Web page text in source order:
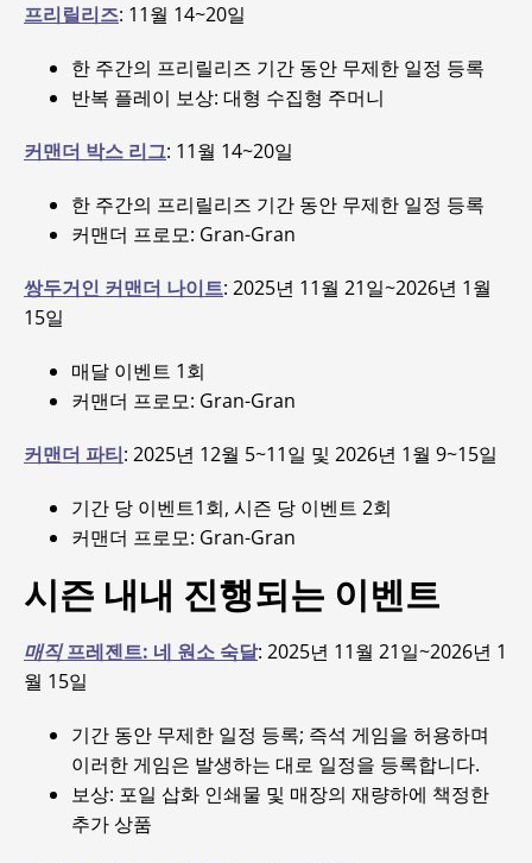
프리릴리즈: 11월 14~20일
한 주간의 프리릴리즈 기간 동안 무제한 일정 등록
반복 플레이 보상: 대형 수집형 주머니
커맨더 박스 리그: 11월 14~20일
한 주간의 프리릴리즈 기간 동안 무제한 일정 등록
커맨더 프로모: Gran-Gran
쌍두거인 커맨더 나이트: 2025년 11월 21일~2026년 1월
15일
매달 이벤트 1회
커맨더 프로모: Gran-Gran
커맨더 파티: 2025년 12월 5~11일 및 2026년 1월 9~15일
기간 당 이벤트1회, 시즌 당 이벤트 2회
커맨더 프로모: Gran-Gran
시즌 내내 진행되는 이벤트
매직프레젠트: 네 원소 숙달: 2025년 11월 21일~2026년 1
월 15일
기간 동안 무제한 일정 등록; 즉석 게임을 허용하며
이러한 게임은 발생하는 대로 일정을 등록합니다.
보상: 포일 삽화 인쇄물 및 매장의 재량하에 책정한
추가 상품